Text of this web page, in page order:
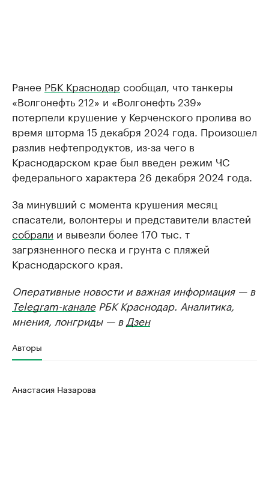
Ранее РБК Краснодар сообщал, что танкеры
«Волгонефть 212» и «Волгонефть 239»
потерпели крушение у Керченского пролива во
время шторма 15 декабря 2024 года. Произошел
разлив нефтепродуктов, из-за чего в
Краснодарском крае был введен режим ЧС
федерального характера 26 декабря 2024 года.
За минувший с момента крушения месяц
спасатели, волонтеры и представители властей
собрали и вывезли более 170 тыс. т
загрязненного песка и грунта с пляжей
Краснодарского края.
Оперативные новости и важная информация — в
Telegram-каналеРБК Краснодар. Аналитика,
мнения, лонгриды — в Дзен
Авторы
Анастасия Назарова